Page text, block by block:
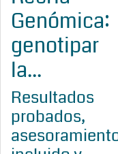
Genómica:
genotipar
la...
Resultados
probados,